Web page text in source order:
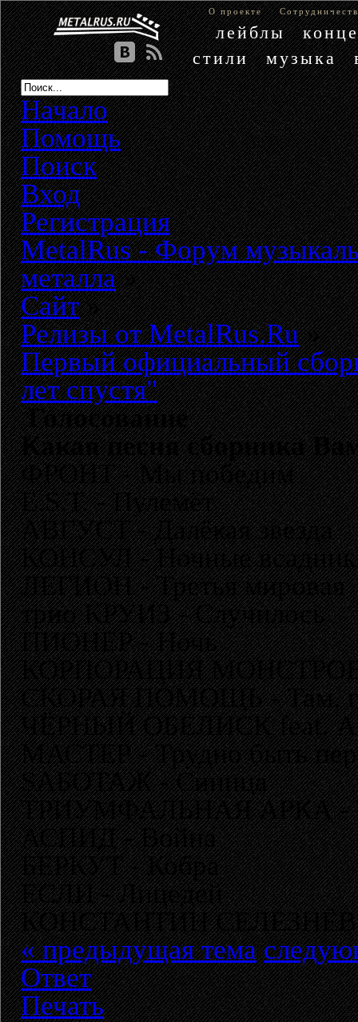
О проекте
лейблы
стили
музыка
Начало
Помощь
Поиск
Вход
Регистрация
MetalRus - Форум
металла»
Сайт»
Релизы от MetalRus.Ru»
Первый официальный
лет спустя"
Голосование
Какая песня сборника
ФРОНТ - Мы победим
E.S.T. - Пулемёт
АВГУСТ - Далёкая звезда
КОНСУЛ - Ночные
ЛЕГИОН - Третья мировая
трио КРУИЗ - Случилось
ПИОНЕР - Ночь
КОРПОРАЦИЯ МОНСТРОВ -
СКОРАЯ ПОМОЩЬ - Там,
ЧЁРНЫЙ ОБЕЛИСК feat.
МАСТЕР - Трудно быть
SАБОТАЖ - Синица
ТРИУМФАЛЬНАЯ АРКА -
АСПИД - Война
БЕРКУТ - Кобра
ЕСЛИ - Лицедей
КОНСТАНТИН СЕЛЕЗНЁВ
« предыдущая тема
Ответ
Печать